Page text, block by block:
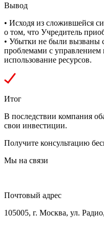
⁠Вывод
• Исходя из сложившейся
о том, что Учредитель
• Убытки не были вызваны
проблемами с
использование ресурсов.
Итог
В последствии компания
свои инвестиции.
Получите консультацию
Мы на связи
Почтовый адрес
105005, г. Москва, ул.